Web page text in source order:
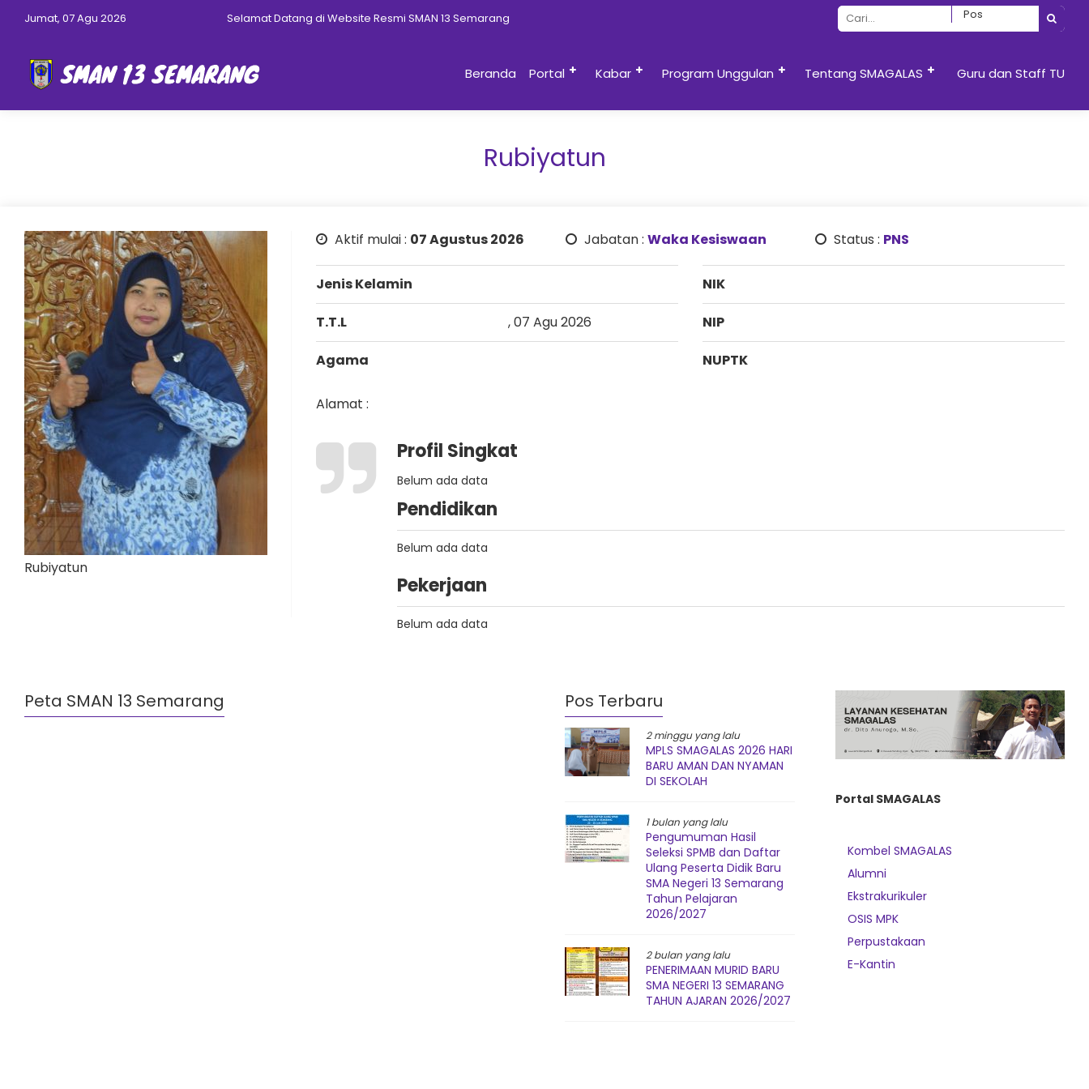
Jumat, 07 Agu 2026 Selamat Datang di Website Resmi SMAN 13 Semarang
Beranda Portal Kabar Program Unggulan Tentang SMAGALAS Guru dan Staff TU
Rubiyatun
Rubiyatun
Aktif mulai : 07 Agustus 2026 Jabatan : Waka Kesiswaan Status : PNS
Jenis Kelamin
T.T.L , 07 Agu 2026
Agama
NIK
NIP
NUPTK
Alamat :
Profil Singkat
Belum ada data
Pendidikan
Belum ada data
Pekerjaan
Belum ada data
Peta SMAN 13 Semarang Pos Terbaru
2 minggu yang lalu
MPLS SMAGALAS 2026 HARI
BARU AMAN DAN NYAMAN
DI SEKOLAH
1 bulan yang lalu
Pengumuman Hasil
Seleksi SPMB dan Daftar
Ulang Peserta Didik Baru
SMA Negeri 13 Semarang
Tahun Pelajaran
2026/2027
2 bulan yang lalu
PENERIMAAN MURID BARU
SMA NEGERI 13 SEMARANG
TAHUN AJARAN 2026/2027
Portal SMAGALAS
Kombel SMAGALAS
Alumni
Ekstrakurikuler
OSIS MPK
Perpustakaan
E-Kantin